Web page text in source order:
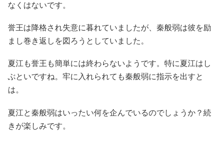
なくはないです。
誉王は降格され失意に暮れていましたが、秦般弱は彼を励
まし巻き返しを図ろうとしていました。
夏江も誉王も簡単には終わらないようです。特に夏江はし
ぶといですね。牢に入れられても秦般弱に指示を出すと
は。
夏江と秦般弱はいったい何を企んでいるのでしょうか？続
きが楽しみです。